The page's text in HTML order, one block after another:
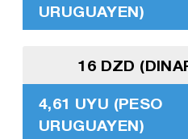
URUGUAYEN)
16 DZD
4,61 UYU (PESO
URUGUAYEN)